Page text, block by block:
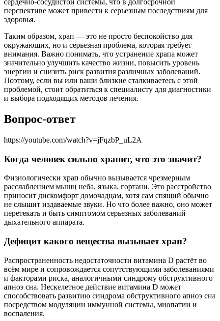
сердечно-сосудистой системы, что в долгосрочной
перспективе может привести к серьезным последствиям для
здоровья.
Таким образом, храп — это не просто беспокойство для
окружающих, но и серьезная проблема, которая требует
внимания. Важно понимать, что устранение храпа может
значительно улучшить качество жизни, повысить уровень
энергии и снизить риск развития различных заболеваний.
Поэтому, если вы или ваши близкие сталкиваетесь с этой
проблемой, стоит обратиться к специалисту для диагностики
и выбора подходящих методов лечения.
Вопрос-ответ
https://youtube.com/watch?v=jFqzbP_uL2A
Когда человек сильно храпит, что это значит?
Физиологически храп обычно вызывается чрезмерным
расслаблением мышц неба, языка, гортани. Это расстройство
приносит дискомфорт домочадцам, хотя сам спящий обычно
не слышит издаваемые звуки. Но что более важно, оно может
перетекать и быть симптомом серьезных заболеваний
дыхательного аппарата.
Дефицит какого вещества вызывает храп?
Распространенность недостаточности витамина D растёт во
всём мире и сопровождается сопутствующими заболеваниями
и факторами риска, аналогичными синдрому обструктивного
апноэ сна. Нескелетное действие витамина D может
способствовать развитию синдрома обструктивного апноэ сна
посредством модуляции иммунной системы, миопатии и
воспаления.